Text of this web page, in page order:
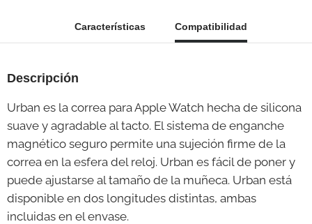
Características Compatibilidad
Descripción
Urban es la correa para Apple Watch hecha de silicona
suave y agradable al tacto. El sistema de enganche
magnético seguro permite una sujeción firme de la
correa en la esfera del reloj. Urban es fácil de poner y
puede ajustarse al tamaño de la muñeca. Urban está
disponible en dos longitudes distintas, ambas
incluidas en el envase.